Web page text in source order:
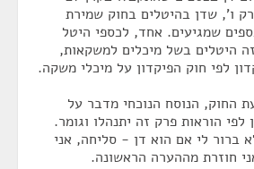
ו', שדן בהיטלים בחוק שמירת
שמגיעים. אחד, לכספי היטל
היטלים בשל מיכלים למשקאות,
לפי חוק הפיקדון על מיכלי משקה.
החוק, הנוסח הנוכחי מדבר על
הוראות פרק זה יתנהלו וגומר.
ברור לי אם הוא דן - סליחה, אני
חוזרת מההערה הראשונה.